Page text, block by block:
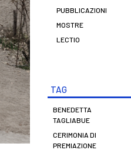
PUBBLICAZIONI
MOSTRE
LECTIO
TAG
BENEDETTA
TAGLIABUE
CERIMONIA DI
PREMIAZIONE